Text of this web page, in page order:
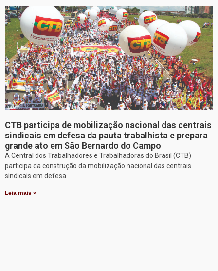
CTB participa de mobilização nacional das centrais
sindicais em defesa da pauta trabalhista e prepara
grande ato em São Bernardo do Campo
A Central dos Trabalhadores e Trabalhadoras do Brasil (CTB)
participa da construção da mobilização nacional das centrais
sindicais em defesa
Leia mais »